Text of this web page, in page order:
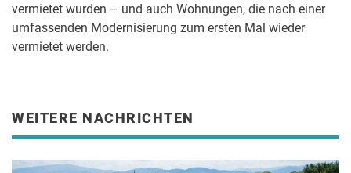
vermietet wurden – und auch Wohnungen, die nach einer
umfassenden Modernisierung zum ersten Mal wieder
vermietet werden.
WEITERE NACHRICHTEN